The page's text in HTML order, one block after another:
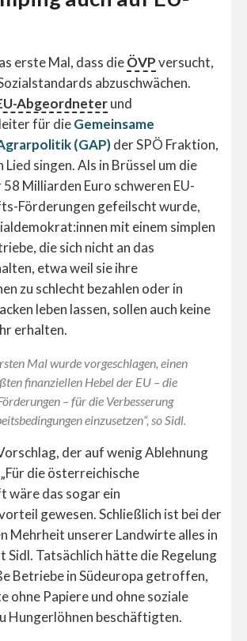
erste Mal, dass dieÖVPversucht,
abzuschwächen.
Abgeordneterund
für dieGemeinsame
(GAP)der SPÖ Fraktion,
Lied singen. Als in Brüssel um die
Milliarden Euro schweren EU-
Förderungen gefeilscht wurde,
mit einem simplen
die sich nicht an das
etwa weil sie ihre
zu schlecht bezahlen oder in
leben lassen, sollen auch keine
erhalten.
Mal wurde vorgeschlagen, einen
finanziellen Hebel der EU – die
– für die Verbesserung
einzusetzen“, so Sidl.
der auf wenig Ablehnung
die österreichische
wäre das sogar ein
gewesen. Schließlich ist bei der
Mehrheit unserer Landwirte alles in
Sidl. Tatsächlich hätte die Regelung
Betriebe in Südeuropa getroffen,
ohne Papiere und ohne soziale
Hungerlöhnen beschäftigten.